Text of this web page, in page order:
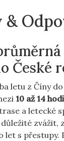
&
České
letu z Číny
10 až‍ 14
a letecké
zvážit,⁤
let s přestupy.